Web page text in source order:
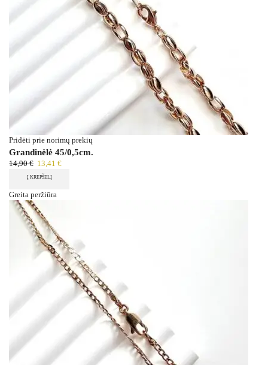
Pridėti prie norimų prekių
Grandinėlė 45/0,5cm.
14,90€ 13,41 €
Į KREPŠELĮ
Greita peržiūra